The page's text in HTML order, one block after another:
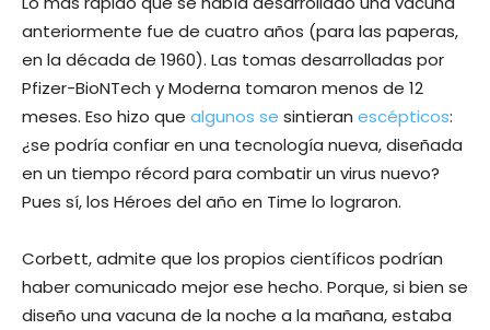
anteriormente fue de cuatro años (para las paperas,
en la década de 1960). Las tomas desarrolladas por
Pfizer-BioNTech y Moderna tomaron menos de 12
meses. Eso hizo que algunos se sintieran escépticos:
¿se podría confiar en una tecnología nueva, diseñada
en un tiempo récord para combatir un virus nuevo?
Pues sí, los Héroes del año en Time lo lograron.
Corbett, admite que los propios científicos podrían
haber comunicado mejor ese hecho. Porque, si bien se
diseño una vacuna de la noche a la mañana, estaba